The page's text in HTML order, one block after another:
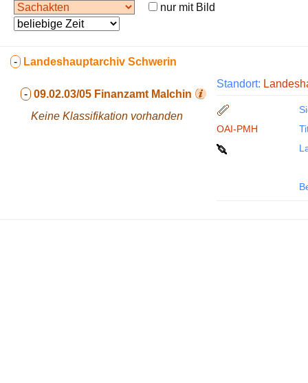
nur mit Bild
- Landeshauptarchiv Schwerin
- 09.02.03/05 Finanzamt Malchin
Keine Klassifikation vorhanden
Standort:
OAI-PMH